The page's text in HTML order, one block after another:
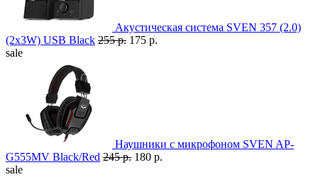
Акустическая система SVEN 357 (2.0)
(2x3W) USB Black 255 р. 175 р.
sale
Наушники с микрофоном SVEN AP-
G555MV Black/Red 245 р. 180 р.
sale